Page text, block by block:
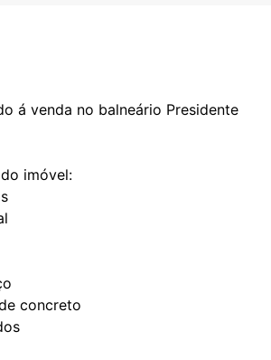
á venda no balneário Presidente
imóvel:
concreto